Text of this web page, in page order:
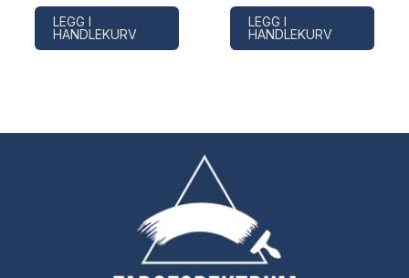
LEGG I
HANDLEKURV
LEGG I
HANDLEKURV